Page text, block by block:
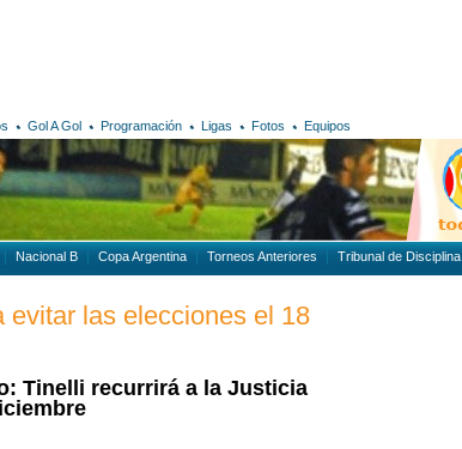
Gol A Gol Programación Ligas Fotos Equipos
Nacional B Copa Argentina Torneos Anteriores Tribunal de Disciplina
evitar las elecciones el 18
Tinelli recurrirá a la Justicia